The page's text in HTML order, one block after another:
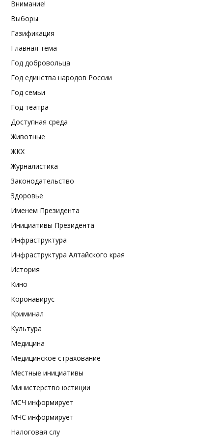
Внимание!
Выборы
Газификация
Главная тема
Год добровольца
Год единства народов России
Год семьи
Год театра
Доступная среда
Животные
ЖКХ
Журналистика
Законодательство
Здоровье
Именем Президента
Инициативы Президента
Инфраструктура
Инфраструктура Алтайского края
История
Кино
Коронавирус
Криминал
Культура
Медицина
Медицинское страхование
Местные инициативы
Министерство юстиции
МСЧ информирует
МЧС информирует
Налоговая слу